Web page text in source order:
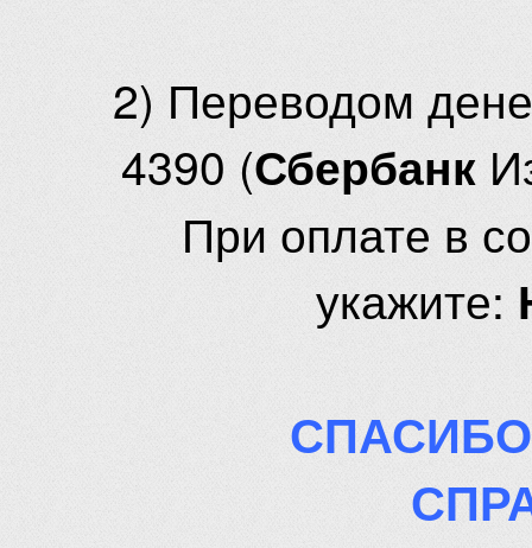
2) Переводом
4390 (Сбербанк
При оплате в
укажите: